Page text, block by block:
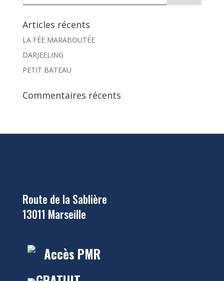
Articles récents
LA FÉE MARABOUTÉE
DARJEELING
PETIT BATEAU
Commentaires récents
Route de la Sablière
13011 Marseille
Accès PMR